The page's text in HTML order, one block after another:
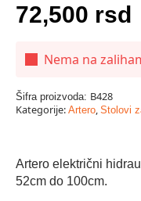
72,500 rsd
Nema na
Šifra proizvoda: B428
Kategorije: Artero Stolovi
Artero električni
52cm do 100cm.